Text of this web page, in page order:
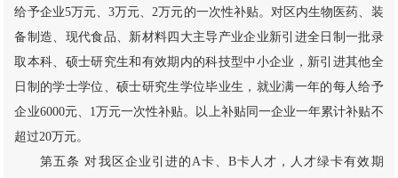
给予企业5万元、3万元、2万元的一次性补贴。对区内生物医药、装
备制造、现代食品、新材料四大主导产业企业新引进全日制一批录
取本科、硕士研究生和有效期内的科技型中小企业，新引进其他全
日制的学士学位、硕士研究生学位毕业生，就业满一年的每人给予
企业6000元、1万元一次性补贴。以上补贴同一企业一年累计补贴不
超过20万元。
第五条 对我区企业引进的A卡、B卡人才，人才绿卡有效期